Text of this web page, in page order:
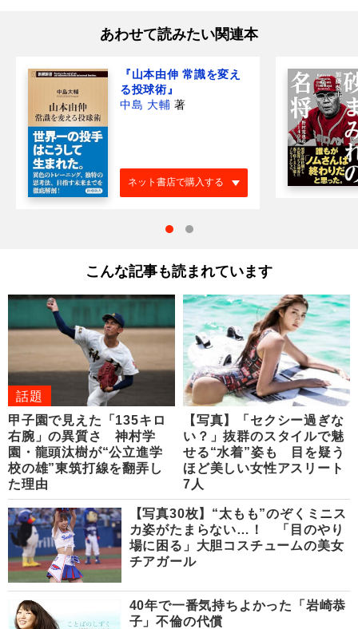
あわせて読みたい関連本
『山本由伸 常識を変え
る投球術』
中島 大輔 著
ネット書店で購入する
こんな記事も読まれています
話題
甲子園で見えた「135キロ
右腕」の異質さ 神村学
園・龍頭汰樹が“公立進学
校の雄”東筑打線を翻弄し
た理由
【写真】「セクシー過ぎな
い？」抜群のスタイルで魅
せる“水着”姿も 目を疑う
ほど美しい女性アスリート
7人
【写真30枚】“太もも”のぞくミニス
カ姿がたまらない…！ 「目のやり
場に困る」大胆コスチュームの美女
チアガール
40年で一番気持ちよかった「岩崎恭
子」不倫の代償